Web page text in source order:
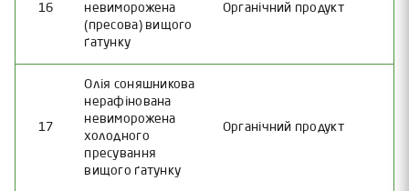
16
невиморожена
(пресова) вищого
ґатунку
Органічний продукт
17
Олія соняшникова
нерафінована
невиморожена
холодного
пресування
вищого ґатунку
Органічний продукт